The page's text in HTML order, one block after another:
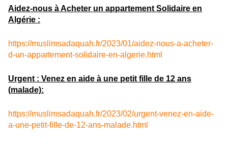
Aidez-nous à Acheter un appartement Solidaire en
Algérie :
https://muslimsadaquah.fr/2023/01/aidez-nous-a-acheter-
d-un-appartement-solidaire-en-algerie.html
Urgent : Venez en aide à une petit fille de 12 ans
(malade):
https://muslimsadaquah.fr/2023/02/urgent-venez-en-aide-
a-une-petit-fille-de-12-ans-malade.html